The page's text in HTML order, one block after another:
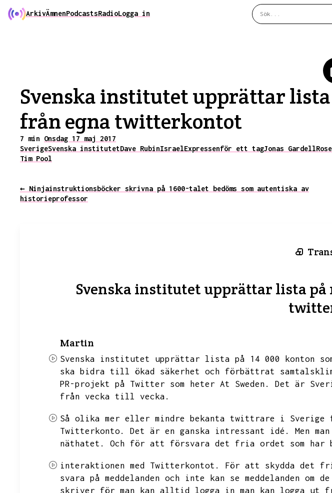
ArkivÄmnenPodcastsRadioLogga in
Svenska institutet upprättar lista
från egna twitterkontot
7 min Onsdag 17 maj 2017
SverigeSvenska institutetDave RubinIsraelExpressenför ett tagJonas Gardell
Tim Pool
← Ninjainstruktionsböcker skrivna på 1600-talet bedöms som autentiska av
historieprofessor
Svenska institutet upprättar lista på
Martin
Svenska institutet upprättar lista på 14 000 konton
ska bidra till ökad säkerhet och förbättrat
PR-projekt på Twitter som heter At Sweden.
Det är
från vecka till vecka.
Så olika mer eller mindre bekanta twittrare i Sverige
Twitterkonto.
Det är en ganska intressant idé.
Men
näthatet.
Och för att försvara det fria ordet som har
interaktionen med Twitterkontot.
För att skydda det
svara på meddelanden och inte kan se meddelanden om
skriver för man kan alltid logga in man kan logga ut